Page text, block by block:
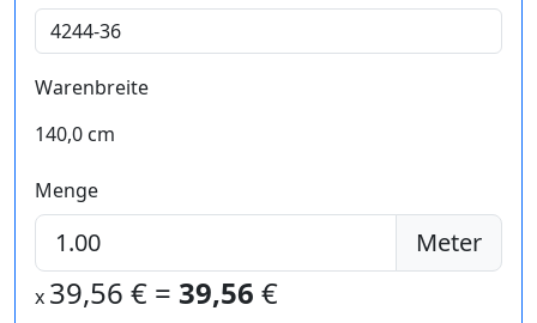
Warenbreite
140,0 cm
Menge
Meter
x 39,56 € = 39,56 €